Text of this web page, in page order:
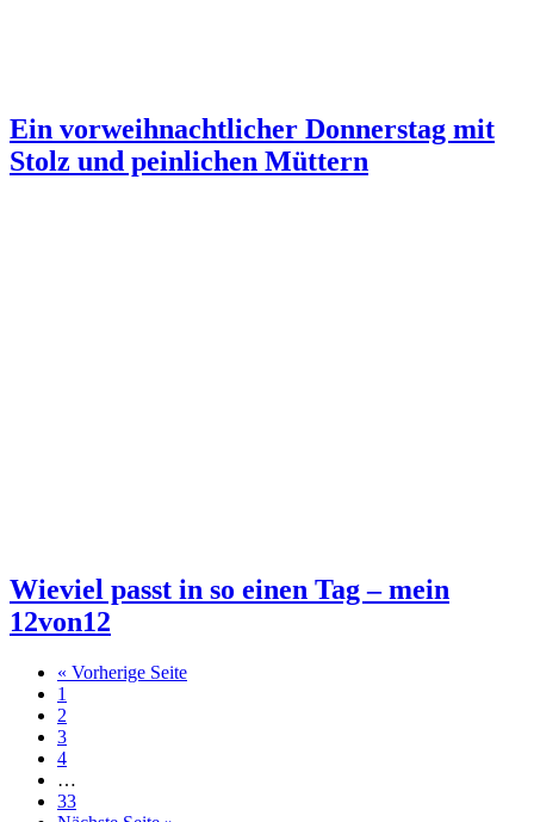
Ein vorweihnachtlicher Donnerstag mit
Stolz und peinlichen Müttern
Wieviel passt in so einen Tag – mein
12von12
« Vorherige Seite
1
2
3
4
…
33